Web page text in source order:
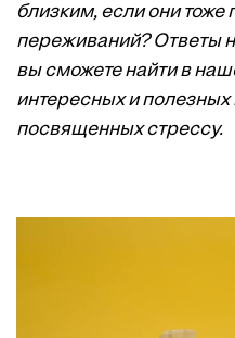
близким, если они тоже
переживаний? Ответы
вы сможете найти в
интересных и полезных
посвященных стрессу.